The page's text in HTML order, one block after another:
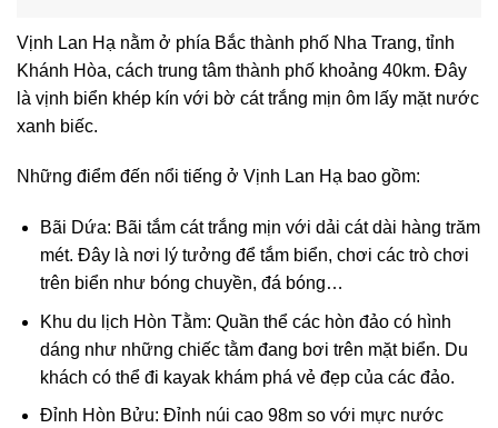
Vịnh Lan Hạ nằm ở phía Bắc thành phố Nha Trang, tỉnh
Khánh Hòa, cách trung tâm thành phố khoảng 40km. Đây
là vịnh biển khép kín với bờ cát trắng mịn ôm lấy mặt nước
xanh biếc.
Những điểm đến nổi tiếng ở Vịnh Lan Hạ bao gồm:
Bãi Dứa: Bãi tắm cát trắng mịn với dải cát dài hàng trăm
mét. Đây là nơi lý tưởng để tắm biển, chơi các trò chơi
trên biển như bóng chuyền, đá bóng…
Khu du lịch Hòn Tằm: Quần thể các hòn đảo có hình
dáng như những chiếc tằm đang bơi trên mặt biển. Du
khách có thể đi kayak khám phá vẻ đẹp của các đảo.
Đỉnh Hòn Bửu: Đỉnh núi cao 98m so với mực nước